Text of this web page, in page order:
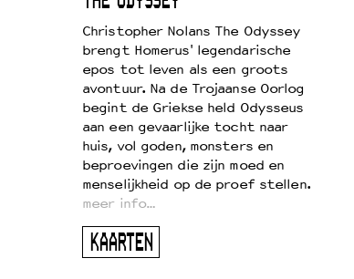
Christopher Nolans The Odyssey
brengt Homerus' legendarische
epos tot leven als een groots
avontuur. Na de Trojaanse Oorlog
begint de Griekse held Odysseus
aan een gevaarlijke tocht naar
huis, vol goden, monsters en
beproevingen die zijn moed en
menselijkheid op de proef stellen.
meer info…
KAARTEN